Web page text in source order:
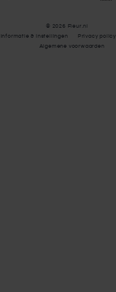
© 2026 Fleur.nl
& instellingen
Privacy policy
Algemene voorwaarden